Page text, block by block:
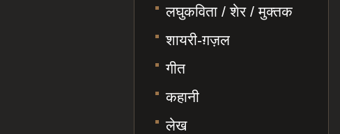
लघुकविता / शेर / मुक्तक
शायरी-ग़ज़ल
गीत
कहानी
लेख